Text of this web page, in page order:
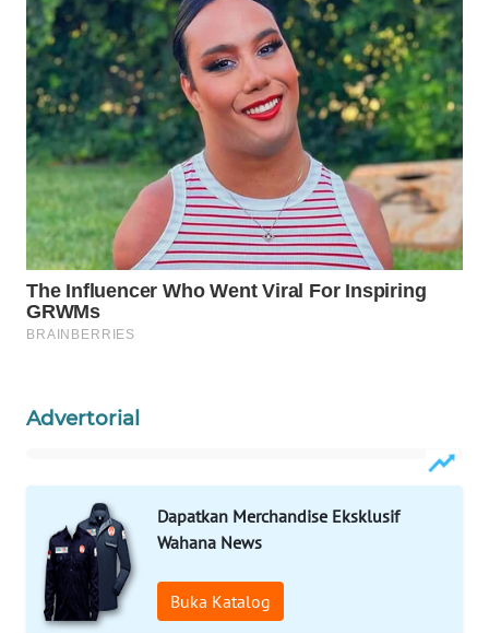
Advertorial
Dapatkan Merchandise Eksklusif
Wahana News
Buka Katalog
KELISTRIKAN
WALINKI
ID
MAWAKA
ID
MARTABAT
NET
PLN
WATCH
KOPEKLIN
PORTAL